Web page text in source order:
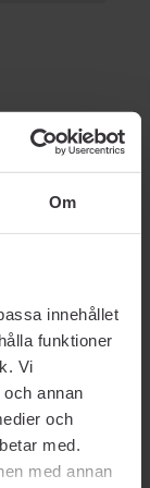
Om
innehållet
funktioner
Vi
annan
och
med.
med annan
Normal